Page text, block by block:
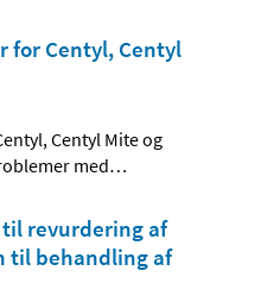
for Centyl, Centyl
Centyl Mite og
med…
revurdering af
til behandling af